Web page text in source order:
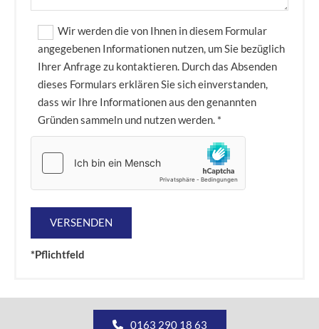
Wir werden die von Ihnen in diesem Formular
angegebenen Informationen nutzen, um Sie bezüglich
Ihrer Anfrage zu kontaktieren. Durch das Absenden
dieses Formulars erklären Sie sich einverstanden,
dass wir Ihre Informationen aus den genannten
Gründen sammeln und nutzen werden. *
*Pflichtfeld
0163 290 18 63